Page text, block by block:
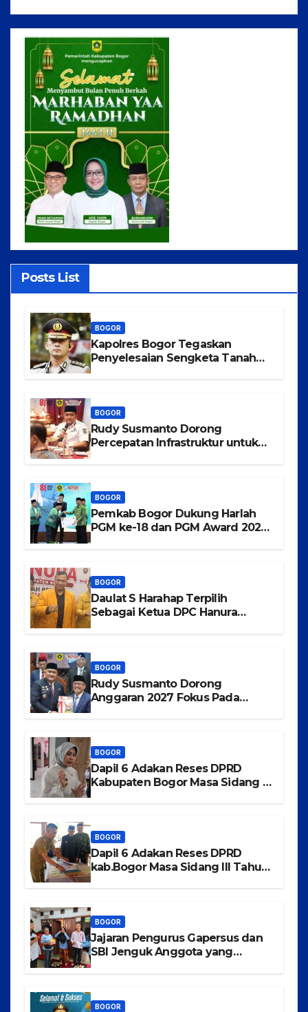
Posts List
BOGOR
Kapolres Bogor Tegaskan
Penyelesaian Sengketa Tanah
BOGOR
Rudy Susmanto Dorong
Percepatan Infrastruktur untuk
BOGOR
Pemkab Bogor Dukung Harlah
PGM ke-18 dan PGM Award 2026,
BOGOR
Daulat S Harahap Terpilih
Sebagai Ketua DPC Hanura
BOGOR
Rudy Susmanto Dorong
Anggaran 2027 Fokus Pada
BOGOR
Dapil 6 Adakan Reses DPRD
Kabupaten Bogor Masa Sidang III
BOGOR
Dapil 6 Adakan Reses DPRD
kab.Bogor Masa Sidang III Tahun
BOGOR
Jajaran Pengurus Gapersus dan
SBI Jenguk Anggota yang
BOGOR